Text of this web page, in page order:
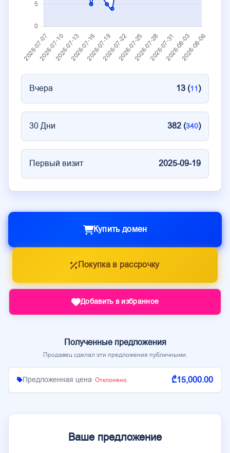
Вчера 13 (11)
30 Дни 382 (340)
Первый визит 2025-09-19
Купить домен
Покупка в рассрочку
Добавить в избранное
Полученные предложения
Продавец сделал эти предложения публичными.
Предложенная цена· Отклонено ₾15,000.00
Ваше предложение